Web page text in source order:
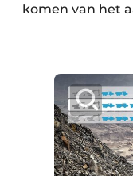
komen van het